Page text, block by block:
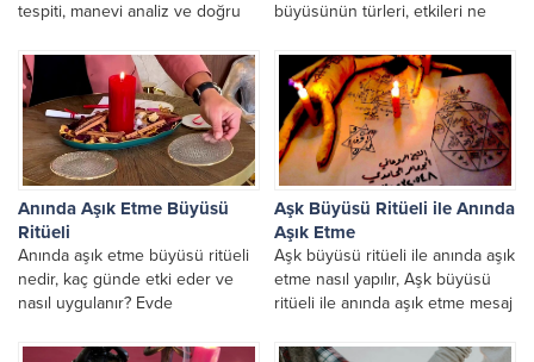
tespiti, manevi analiz ve doğru
büyüsünün türleri, etkileri ne
yapabilir? Aşk...
Anında Aşık Etme Büyüsü
Ritüeli
Anında aşık etme büyüsü ritüeli
nedir, kaç günde etki eder ve
nasıl uygulanır? Evde
bağlama ve geri...
Aşk Büyüsü Ritüeli ile Anında
Aşık Etme
Aşk büyüsü ritüeli ile anında aşık
etme nasıl yapılır, Aşk büyüsü
ritüeli ile anında aşık etme mesaj